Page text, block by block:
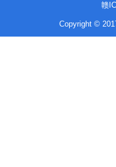
赣
Copyright ©